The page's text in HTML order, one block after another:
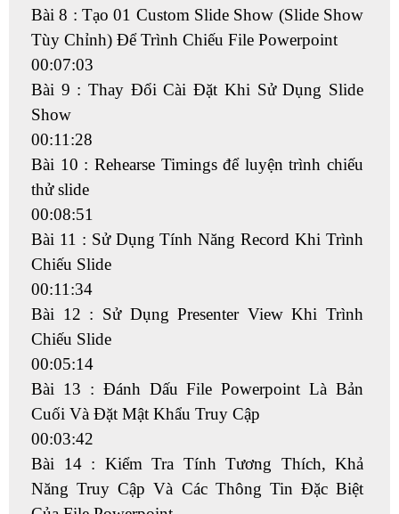
Bài 8 : Tạo 01 Custom Slide Show (Slide Show
Tùy Chỉnh) Để Trình Chiếu File Powerpoint
00:07:03
Bài 9 : Thay Đổi Cài Đặt Khi Sử Dụng Slide
Show
00:11:28
Bài 10 : Rehearse Timings để luyện trình chiếu
thử slide
00:08:51
Bài 11 : Sử Dụng Tính Năng Record Khi Trình
Chiếu Slide
00:11:34
Bài 12 : Sử Dụng Presenter View Khi Trình
Chiếu Slide
00:05:14
Bài 13 : Đánh Dấu File Powerpoint Là Bản
Cuối Và Đặt Mật Khẩu Truy Cập
00:03:42
Bài 14 : Kiểm Tra Tính Tương Thích, Khả
Năng Truy Cập Và Các Thông Tin Đặc Biệt